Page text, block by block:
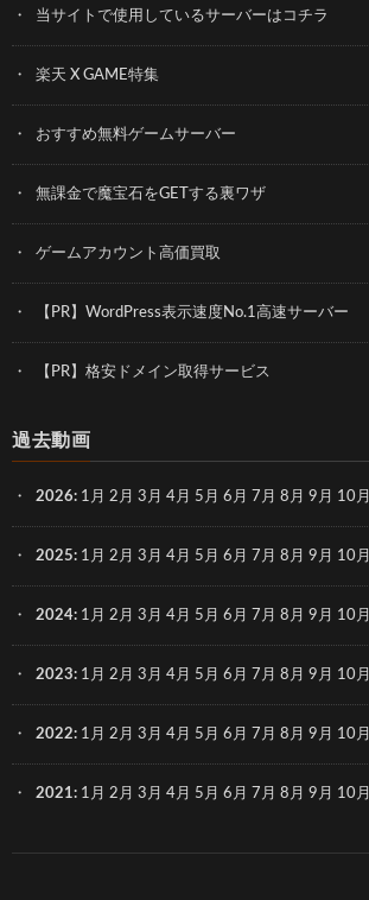
当サイトで使用しているサーバーはコチラ
楽天 X GAME特集
おすすめ無料ゲームサーバー
無課金で魔宝石をGETする裏ワザ
ゲームアカウント高価買取
【PR】WordPress表示速度No.1高速サーバー
【PR】格安ドメイン取得サービス
過去動画
2026: 1月 2月 3月 4月 5月 6月 7月 8月 9月 10月
2025: 1月 2月 3月 4月 5月 6月 7月 8月 9月 10月
2024: 1月 2月 3月 4月 5月 6月 7月 8月 9月 10月
2023: 1月 2月 3月 4月 5月 6月 7月 8月 9月 10月
2022: 1月 2月 3月 4月 5月 6月 7月 8月 9月 10月
2021: 1月 2月 3月 4月 5月 6月 7月 8月 9月 10月